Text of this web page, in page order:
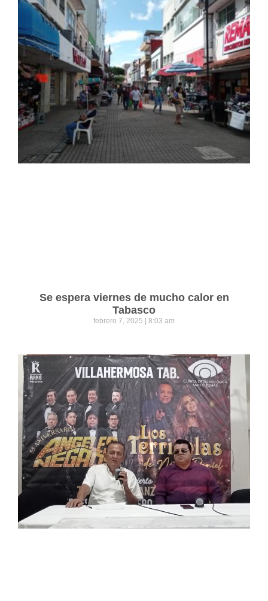
Se espera viernes de mucho calor en
Tabasco
febrero 7, 2025 8:03 am